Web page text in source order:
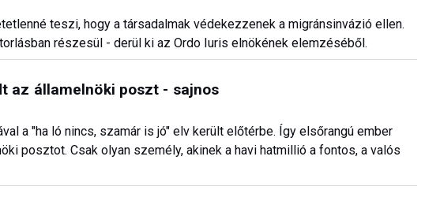
teszi, hogy a társadalmak védekezzenek a migránsinvázió ellen.
részesül - derül ki az Ordo Iuris elnökének elemzéséből.
az államelnöki poszt - sajnos
a "ha ló nincs, szamár is jó" elv került előtérbe. Így elsőrangú ember
posztot. Csak olyan személy, akinek a havi hatmillió a fontos, a valós